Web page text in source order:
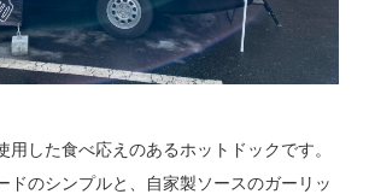
用した食べ応えのあるホットドックです。
ドのシンプルと、自家製ソースのガーリッ